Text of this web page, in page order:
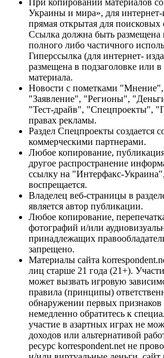
Украины и мира», для интернет-
прямая открытая для поисковых
Ссылка должна быть размещена
полного либо частичного
Гиперссылка (для интернет-
размещена в подзаголовке или в
материала.
Новости с пометками
"Заявление", "Регионы",
"Тест-драйв", "Спецпроекты",
правах рекламы.
Раздел Спецпроекты создается
коммерческими партнерами.
Любое копирование,
другое распространение
ссылку на "Интерфакс-
воспрещается.
Владелец веб-страницы в
является автор публикации.
Любое копирование,
фотографий и/или
принадлежащих
запрещено.
Материалы сайта
лиц старше 21 года (21+).
может вызвать игровую
правила (принципы)
обнаружении первых признаков
немедленно обратитесь к
участие в азартных играх не
доходов или альтернативой
ресурс korrespondent.net не